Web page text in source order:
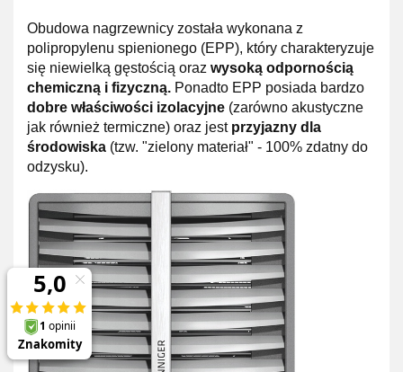
Obudowa nagrzewnicy została wykonana z
polipropylenu spienionego (EPP), który charakteryzuje
się niewielką gęstością oraz wysoką odpornością
chemiczną i fizyczną. Ponadto EPP posiada bardzo
dobre właściwości izolacyjne (zarówno akustyczne
jak również termiczne) oraz jest przyjazny dla
środowiska (tzw. "zielony materiał" - 100% zdatny do
odzysku).